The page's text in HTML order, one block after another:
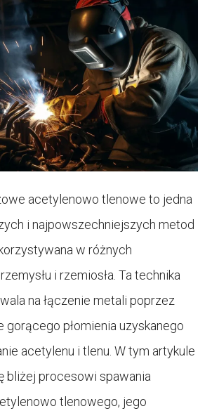
acetylenowo tlenowe to jedna
i najpowszechniejszych metod
w różnych
i rzemiosła. Ta technika
na łączenie metali poprzez
gorącego płomienia uzyskanego
acetylenu i tlenu. W tym artykule
bliżej procesowi spawania
tlenowego, jego